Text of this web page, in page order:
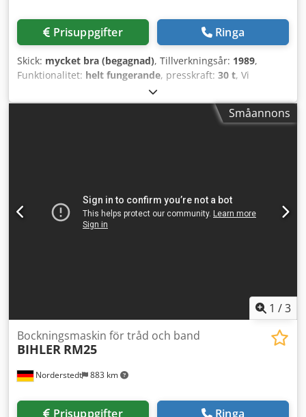
Prisuppgifter Ringa
Skick: mycket bra (begagnad), Tillverkningsår: 1989,
Funktionalitet: helt fungerande, presskraft: 30 t, Vi
erbjuder denna mycket bra Bihler GRM 80 stans- och
bockmaskin, tillverkningsår 1989. Med 5 slädar, 30T press,
riktare, matningsenhet och avlindare. Verktyg ingår ej. Vid
Småannons
1 /3
Norderstedt 883 km
Bockningsmaskin för tråd och band
BIHLER RM25
Prisuppgifter Ringa